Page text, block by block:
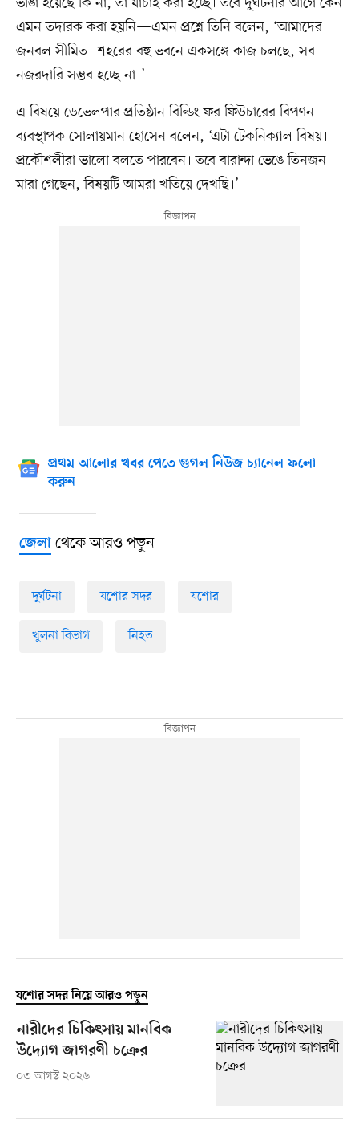
এমন তদারক করা হয়নি—এমন প্রশ্নে তিনি বলেন, ‘আমাদের
জনবল সীমিত। শহরের বহু ভবনে একসঙ্গে কাজ চলছে, সব
নজরদারি সম্ভব হচ্ছে না।’
এ বিষয়ে ডেভেলপার প্রতিষ্ঠান বিল্ডিং ফর ফিউচারের বিপণন
ব্যবস্থাপক সোলায়মান হোসেন বলেন, ‘এটা টেকনিক্যাল বিষয়।
প্রকৌশলীরা ভালো বলতে পারবেন। তবে বারান্দা ভেঙে তিনজন
মারা গেছেন, বিষয়টি আমরা খতিয়ে দেখছি।’
প্রথম আলোর খবর পেতে গুগল নিউজ চ্যানেল ফলো
করুন
জেলাথেকে আরও পড়ুন
দুর্ঘটনা যশোর সদর যশোর
খুলনা বিভাগ নিহত
যশোর সদর নিয়ে আরও পড়ুন
নারীদের চিকিৎসায় মানবিক
উদ্যোগ জাগরণী চক্রের
০৩ আগস্ট ২০২৬